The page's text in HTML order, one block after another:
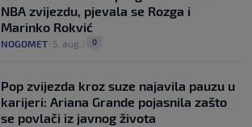
NBA zvijezdu, pjevala se Rozga i
Marinko Rokvić
NOGOMET 5. aug. 0
Pop zvijezda kroz suze najavila pauzu u
karijeri: Ariana Grande pojasnila zašto
se povlači iz javnog života